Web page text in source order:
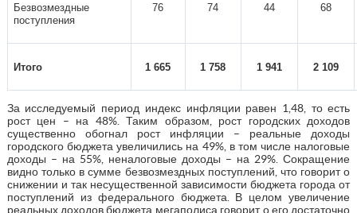
Безвозмездные
поступления
76 74 44 68
Итого 1 665 1 758 1 941 2 109
За исследуемый период индекс инфляции равен 1,48, то есть
рост цен – на 48%. Таким образом, рост городских доходов
существенно обогнал рост инфляции – реальные доходы
городского бюджета увеличились на 49%, в том числе налоговые
доходы – на 55%, неналоговые доходы – на 29%. Сокращение
видно только в сумме безвозмездных поступлений, что говорит о
снижении и так несущественной зависимости бюджета города от
поступлений из федерального бюджета. В целом увеличение
реальных доходов бюджета мегаполиса говорит о его достаточно